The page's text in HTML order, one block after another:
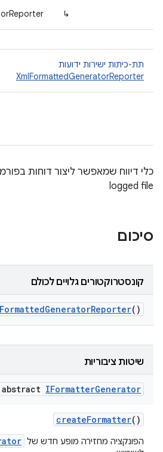
↳
תת-כיתות ישירות ידועות
XmlFormattedGeneratorReporter
logged file
סיכום
קונסטרוקטורים גלויים לכולם
FormattedGeneratorReporter()
שיטות ציבוריות
abstract IFormatterGenerator
createFormatter()
הפונקציה מחזירה מופע חדש של